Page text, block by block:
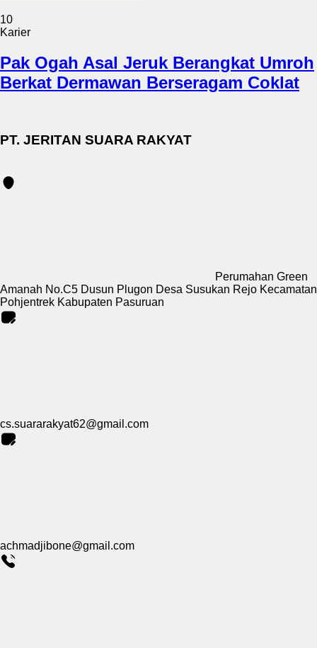
10
Karier
Pak Ogah Asal Jeruk Berangkat Umroh
Berkat Dermawan Berseragam Coklat
PT. JERITAN SUARA RAKYAT
Perumahan Green
Amanah No.C5 Dusun Plugon Desa Susukan Rejo Kecamatan
Pohjentrek Kabupaten Pasuruan
cs.suararakyat62@gmail.com
achmadjibone@gmail.com